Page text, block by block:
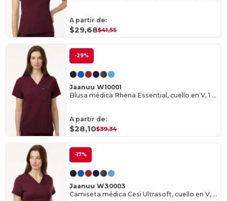
A partir de:
$29,68$41,55
-29%
Jaanuu W10001
Blusa médica Rhena Essential, cuello en V, 1 bolsillo, mujer
A partir de:
$28,10$39,34
-17%
Jaanuu W30003
Camiseta médica Cesi Ultrasoft, cuello en V, mujer